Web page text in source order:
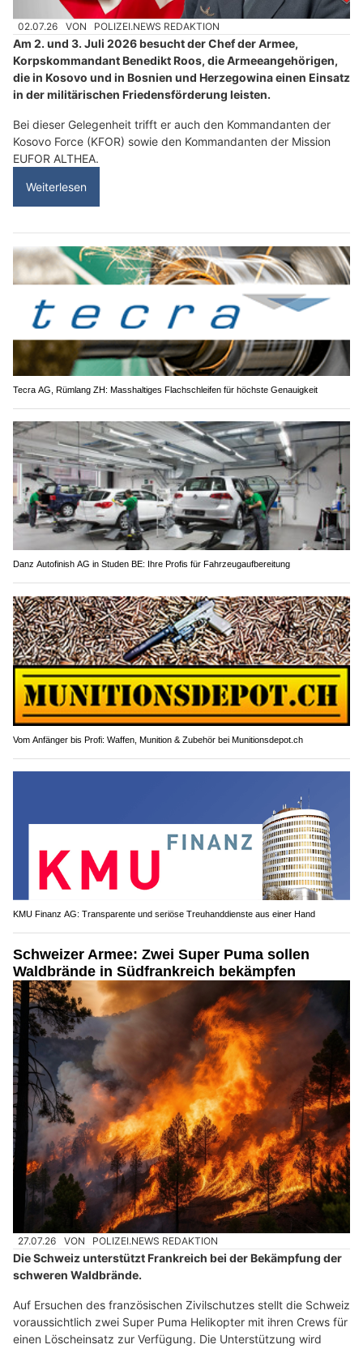
02.07.26 VON POLIZEI.NEWS REDAKTION
Am 2. und 3. Juli 2026 besucht der Chef der Armee,
Korpskommandant Benedikt Roos, die Armeeangehörigen,
die in Kosovo und in Bosnien und Herzegowina einen Einsatz
in der militärischen Friedensförderung leisten.
Bei dieser Gelegenheit trifft er auch den Kommandanten der
Kosovo Force (KFOR) sowie den Kommandanten der Mission
EUFOR ALTHEA.
Weiterlesen
Tecra AG, Rümlang ZH: Masshaltiges Flachschleifen für höchste Genauigkeit
Danz Autofinish AG in Studen BE: Ihre Profis für Fahrzeugaufbereitung
Vom Anfänger bis Profi: Waffen, Munition & Zubehör bei Munitionsdepot.ch
KMU Finanz AG: Transparente und seriöse Treuhanddienste aus einer Hand
Schweizer Armee: Zwei Super Puma sollen
Waldbrände in Südfrankreich bekämpfen
27.07.26 VON POLIZEI.NEWS REDAKTION
Die Schweiz unterstützt Frankreich bei der Bekämpfung der
schweren Waldbrände.
Auf Ersuchen des französischen Zivilschutzes stellt die Schweiz
voraussichtlich zwei Super Puma Helikopter mit ihren Crews für
einen Löscheinsatz zur Verfügung. Die Unterstützung wird